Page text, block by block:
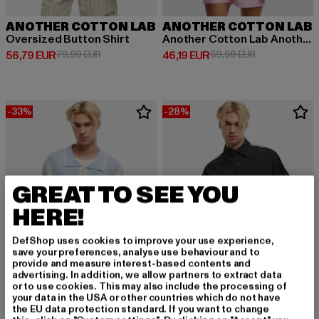
ANOTHER COTTON LAB
Oversized Button Shirt
56,79 EUR
Derzeitiger Preis: 56,79 EUR
79,99 EURAktionspreis: 79,99 EUR
ANOTHER COTTON LAB
Another Cotton Lab Another Short Sleeve Shirt
46,19 EUR
Derzeitiger Preis: 46,19 EUR
69,99 EURAktionspreis:
-33%
ANOTHER COTTON LAB
-28%
ANOTHER COTTON LAB
GREAT TO SEE YOU
HERE!
DefShop uses cookies to improve your use experience,
save your preferences, analyse use behaviour and to
provide and measure interest-based contents and
advertising. In addition, we allow partners to extract data
or to use cookies. This may also include the processing of
your data in the USA or other countries which do not have
the EU data protection standard. If you want to change